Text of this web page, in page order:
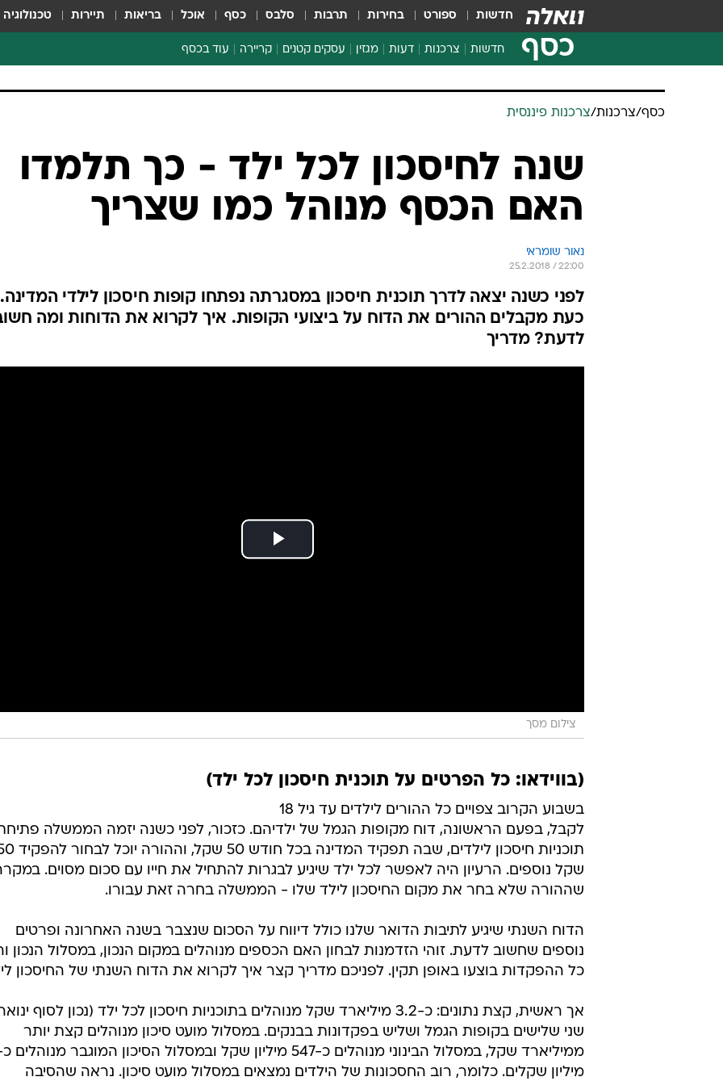
חדשות ספורט בחירות תרבות סלבס כסף אוכל בריאות תיירות טכנולוגיה
כסף חדשות צרכנות
צרכנות פיננסית
דעות מגזין עסקים קטנים קריירה עוד בכסף
ספורט ביזנס
כסף/צרכנות/צרכנות פיננסית
שנה לחיסכון לכל ילד - כך תלמדו
האם הכסף מנוהל כמו שצריך
נאור שומראי
25.2.2018 / 22:00
לפני כשנה יצאה לדרך תוכנית חיסכון במסגרתה נפתחו קופות חיסכון לילדי המדינה.
כעת מקבלים ההורים את הדוח על ביצועי הקופות. איך לקרוא את הדוחות ומה
לדעת? מדריך
צילום מסך
(בווידאו: כל הפרטים על תוכנית חיסכון לכל ילד)
בשבוע הקרוב צפויים כל ההורים לילדים עד גיל 18
לקבל, בפעם הראשונה, דוח מקופות הגמל של ילדיהם. כזכור, לפני כשנה יזמה הממשלה
תוכניות חיסכון לילדים, שבה תפקיד המדינה בכל חודש 50 שקל,
שקל נוספים. הרעיון היה לאפשר לכל ילד שיגיע לבגרות להתחיל את חייו עם סכום מסוים.
שההורה שלא בחר את מקום החיסכון לילד שלו - הממשלה בחרה זאת עבורו.
הדוח השנתי שיגיע לתיבות הדואר שלנו כולל דיווח על הסכום שנצבר בשנה האחרונה ופרטים
נוספים שחשוב לדעת. זוהי הזדמנות לבחון האם הכספים מנוהלים במקום הנכון, במסלול הנכון
כל ההפקדות בוצעו באופן תקין. לפניכם מדריך קצר איך לקרוא את הדוח השנתי של החיסכון
אך ראשית, קצת נתונים: כ-3.2 מיליארד שקל מנוהלים בתוכניות חיסכון לכל ילד (נכון לסוף
שני שלישים בקופות הגמל ושליש בפקדונות בבנקים. במסלול מועט סיכון מנוהלים קצת יותר
מיליון שקלים. כלומר, רוב החסכונות של הילדים נמצאים במסלול מועט סיכון. נראה שהסיבה